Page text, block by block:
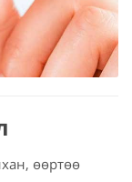
өөртөө